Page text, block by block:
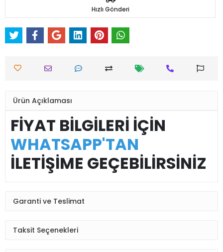
Hızlı Gönderi
Ürün Açıklaması
FİYAT BİLGİLERİ İÇİN
WHATSAPP'TAN
İLETİŞİME GEÇEBİLİRSİNİZ
Garanti ve Teslimat
Taksit Seçenekleri